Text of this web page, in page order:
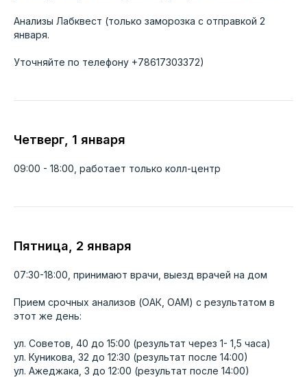
Анализы Лабквест (только заморозка с отправкой 2
января.
Уточняйте по телефону +78617303372)
Четверг, 1 января
09:00 - 18:00, работает только колл-центр
Пятница, 2 января
07:30-18:00, принимают врачи, выезд врачей на дом
Прием срочных анализов (ОАК, ОАМ) с результатом в
этот же день:
ул. Советов, 40 до 15:00 (результат через 1- 1,5 часа)
ул. Куникова, 32 до 12:30 (результат после 14:00)
ул. Ажеджака, 3 до 12:00 (результат после 14:00)